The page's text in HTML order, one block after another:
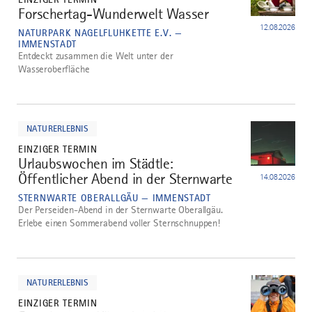
3
Forschertag-Wunderwelt Wasser
NATURPARK NAGELFLUHKETTE E.V. —
IMMENSTADT
12.08.2026
Entdeckt zusammen die Welt unter der
Wasseroberfläche
NATURERLEBNIS
EINZIGER TERMIN
Urlaubswochen im Städtle:
Öffentlicher Abend in der Sternwarte
STERNWARTE OBERALLGÄU — IMMENSTADT
14.08.2026
Der Perseiden-Abend in der Sternwarte Oberallgäu.
Erlebe einen Sommerabend voller Sternschnuppen!
NATURERLEBNIS
EINZIGER TERMIN